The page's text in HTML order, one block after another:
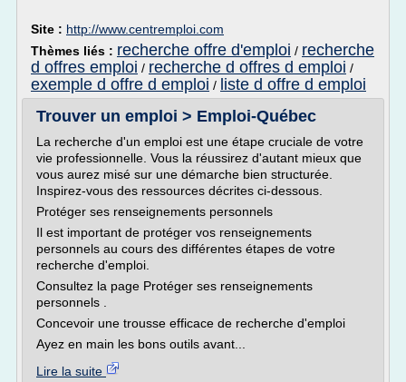
Site : http://www.centremploi.com
Thèmes liés : recherche offre d'emploi / recherche
d offres emploi / recherche d offres d emploi /
exemple d offre d emploi / liste d offre d emploi
Trouver un emploi > Emploi-Québec
La recherche d'un emploi est une étape cruciale de votre
vie professionnelle. Vous la réussirez d'autant mieux que
vous aurez misé sur une démarche bien structurée.
Inspirez-vous des ressources décrites ci-dessous.
Protéger ses renseignements personnels
Il est important de protéger vos renseignements
personnels au cours des différentes étapes de votre
recherche d'emploi.
Consultez la page Protéger ses renseignements
personnels .
Concevoir une trousse efficace de recherche d'emploi
Ayez en main les bons outils avant...
Lire la suite